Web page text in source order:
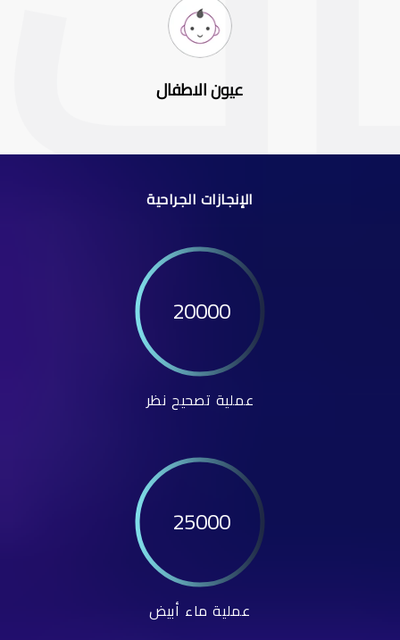
عيون الاطفال
الإنجازات الجراحية
20000
عملية تصحيح نظر
25000
عملية ماء أبيض